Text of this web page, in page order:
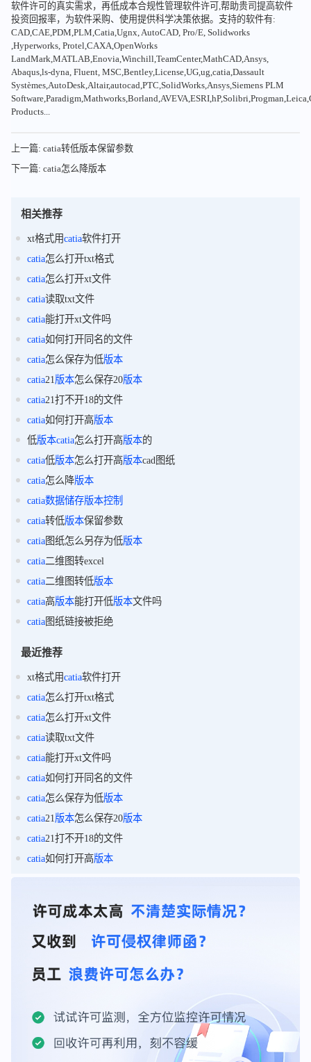
软件许可的真实需求，再低成本合规性管理软件许可,帮助贵司提高软件
投资回报率，为软件采购、使用提供科学决策依据。支持的软件有:
CAD,CAE,PDM,PLM,Catia,Ugnx, AutoCAD, Pro/E, Solidworks
,Hyperworks, Protel,CAXA,OpenWorks
LandMark,MATLAB,Enovia,Winchill,TeamCenter,MathCAD,Ansys,
Abaqus,ls-dyna, Fluent, MSC,Bentley,License,UG,ug,catia,Dassault
Systèmes,AutoDesk,Altair,autocad,PTC,SolidWorks,Ansys,Siemens PLM
Products...
上一篇: catia转低版本保留参数
下一篇: catia怎么降版本
相关推荐
xt格式用catia软件打开
catia怎么打开txt格式
catia怎么打开xt文件
catia读取txt文件
catia能打开xt文件吗
catia如何打开同名的文件
catia怎么保存为低版本
catia21版本怎么保存20版本
catia21打不开18的文件
catia如何打开高版本
低版本catia怎么打开高版本的
catia低版本怎么打开高版本cad图纸
catia怎么降版本
catia数据储存版本控制
catia转低版本保留参数
catia图纸怎么另存为低版本
catia二维图转excel
catia二维图转低版本
catia高版本能打开低版本文件吗
catia图纸链接被拒绝
最近推荐
xt格式用catia软件打开
catia怎么打开txt格式
catia怎么打开xt文件
catia读取txt文件
catia能打开xt文件吗
catia如何打开同名的文件
catia怎么保存为低版本
catia21版本怎么保存20版本
catia21打不开18的文件
catia如何打开高版本